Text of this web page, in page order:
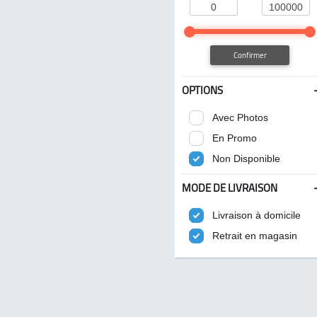
Confirmer
OPTIONS
Avec Photos
En Promo
Non Disponible
MODE DE LIVRAISON
Livraison à domicile
Retrait en magasin